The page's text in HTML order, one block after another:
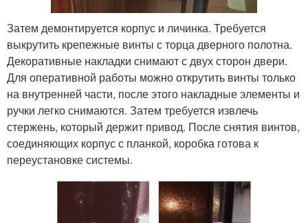
Затем демонтируется корпус и личинка. Требуется
выкрутить крепежные винты с торца дверного полотна.
Декоративные накладки снимают с двух сторон двери.
Для оперативной работы можно открутить винты только
на внутренней части, после этого накладные элементы и
ручки легко снимаются. Затем требуется извлечь
стержень, который держит привод. После снятия винтов,
соединяющих корпус с планкой, коробка готова к
переустановке системы.